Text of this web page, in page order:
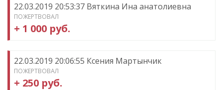
22.03.2019 20:53:37 Вяткина Ина анатолиевна
ПОЖЕРТВОВАЛ
+ 1 000 руб.
22.03.2019 20:06:55 Ксения Мартынчик
ПОЖЕРТВОВАЛ
+ 250 руб.